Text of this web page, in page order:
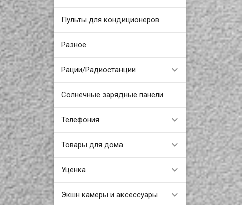
Пульты для кондиционеров
Разное
Рации/Радиостанции
Солнечные зарядные панели
Телефония
Товары для дома
Уценка
Экшн камеры и аксессуары